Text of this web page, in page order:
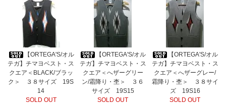
【ORTEGA'S/オル
テガ】チマヨベスト・ス
クエア＜BLACK/ブラッ
ク＞ ３８サイズ 19S
14
SOLD OUT
【ORTEGA'S/オル
テガ】チマヨベスト・ス
クエア＜へザーグリー
ン/霜降り・杢＞ ３６
サイズ 19S15
SOLD OUT
【ORTEGA'S/オル
テガ】チマヨベスト・ス
クエア＜へザーグレー/
霜降り・杢＞ ３８サイ
ズ 19S16
SOLD OUT